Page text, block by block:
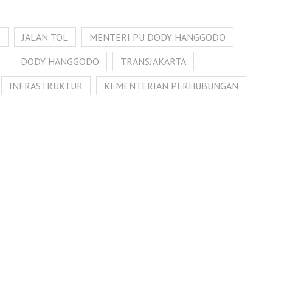
JALAN TOL
MENTERI PU DODY HANGGODO
DODY HANGGODO
TRANSJAKARTA
INFRASTRUKTUR
KEMENTERIAN PERHUBUNGAN